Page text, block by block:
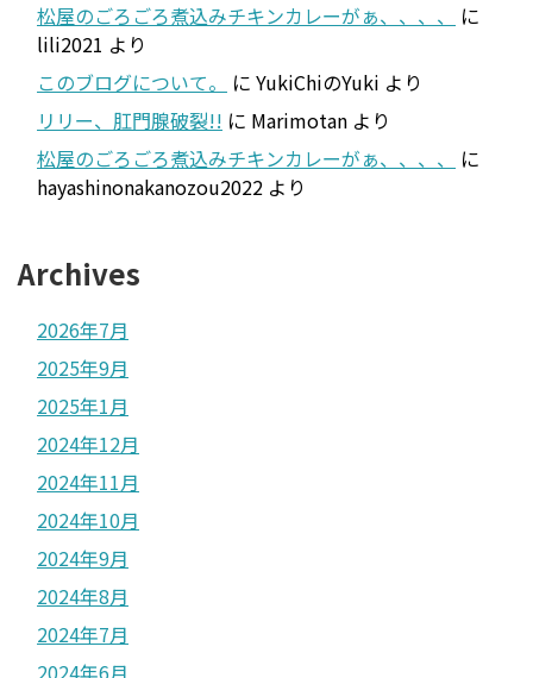
松屋のごろごろ煮込みチキンカレーがぁ、、、、
に
lili2021 より
このブログについて。
に YukiChiのYuki より
リリー、肛門腺破裂!! に Marimotan より
松屋のごろごろ煮込みチキンカレーがぁ、、、、
に
hayashinonakanozou2022 より
Archives
2026年7月
2025年9月
2025年1月
2024年12月
2024年11月
2024年10月
2024年9月
2024年8月
2024年7月